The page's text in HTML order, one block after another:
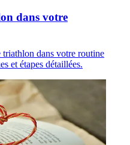
dans votre
dans votre routine
et étapes détaillées.